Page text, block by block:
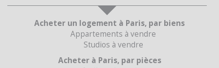
Acheter un logement à Paris, par biens
Appartements à vendre
Studios à vendre
Acheter à Paris, par pièces